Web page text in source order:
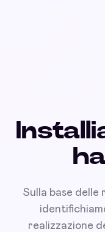
Sulla base
realizzazione